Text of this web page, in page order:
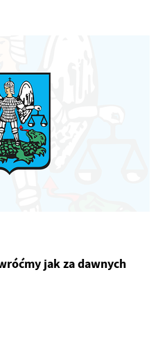
jak za dawnych
komunikatów mediów